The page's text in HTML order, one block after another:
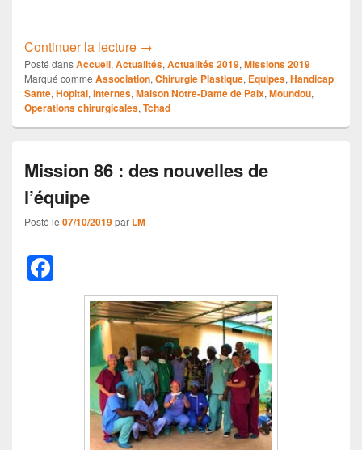
Continuer la lecture MISSION CHIRURGICALE N°86
→
Posté dansAccueil,Actualités,Actualités 2019,Missions 2019 |
Marqué comme Association,Chirurgie Plastique, Equipes,Handicap
Sante,Hopital,Internes,Maison Notre-Dame de Paix,Moundou,
Operations chirurgicales,Tchad
Mission 86 : des nouvelles de
l’équipe
Posté le 07/10/2019par LM